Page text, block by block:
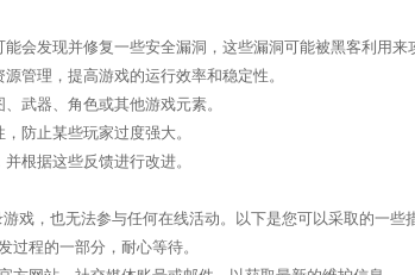
会发现并修复一些安全漏洞，这些漏洞可能被黑客利用来
管理，提高游戏的运行效率和稳定性。
武器、角色或其他游戏元素。
防止某些玩家过度强大。
根据这些反馈进行改进。
戏，也无法参与任何在线活动。以下是您可以采取的一些
过程的一部分，耐心等待。